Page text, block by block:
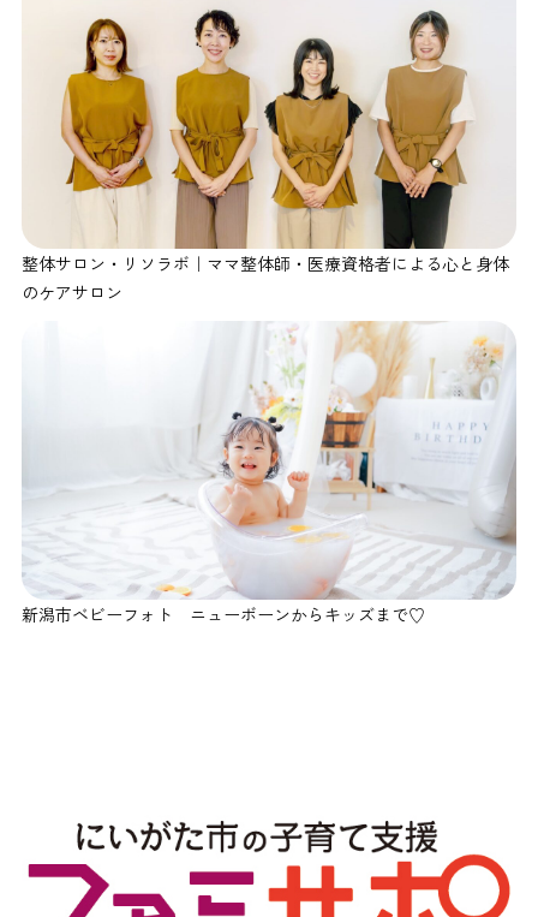
整体サロン・リソラボ｜ママ整体師・医療資格者による心と身体
のケアサロン
新潟市ベビーフォト ニューボーンからキッズまで♡